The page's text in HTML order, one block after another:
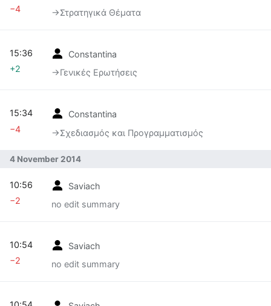
→‎Στρατηγικά Θέματα
−4
Constantina
→‎Γενικές Ερωτήσεις
15:36
+2
Constantina
→‎Σχεδιασμός και Προγραμματισμός
15:34
−4
4 November 2014
Saviach
no edit summary
10:56
−2
Saviach
no edit summary
10:54
−2